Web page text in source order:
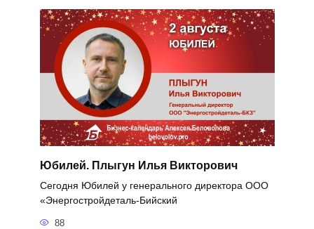
Юбилей. Плыгун Илья Викторович
Сегодня Юбилей у генерального директора ООО
«Энергостройдеталь-Бийский
88